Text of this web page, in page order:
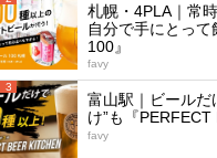
札幌・4PLA｜常
自分で手にとっ
100』
favy
3
富山駅｜ビールだ
け”も『PERFECT
favy